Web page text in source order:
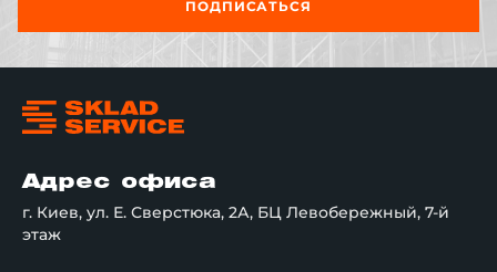
ПОДПИСАТЬСЯ
Адрес офиса
г. Киев, ул. Е. Сверстюка, 2А, БЦ Левобережный, 7-й
этаж